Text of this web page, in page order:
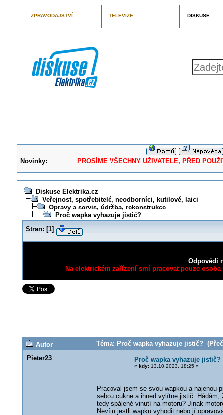
ZPRAVODAJSTVÍ TELEVIZE DISKUSE
Novinky: PROSÍME VŠECHNY UŽIVATELE, PŘED
Diskuse Elektrika.cz
Veřejnost, spotřebitelé, neodborníci, kutilové, laici
Opravy a servis, údržba, rekonstrukce
Proč wapka vyhazuje jistič?
Stran: [1]
Odpovědi
Na elektrickém zařízení smí pracovat pouze
Autor
Téma: Proč wapka vyhazuje jistič?
Pieter23
Proč wapka vyhazuje jistič?
« kdy:13.10.2023, 18:25 »
Pracoval jsem se svou wapkou a najenou
sebou cukne a ihned vylítne jistič. Hádám,
tedy spálené vinutí na motoru? Jinak
Nevím jestli wapku vyhodit nebo jí